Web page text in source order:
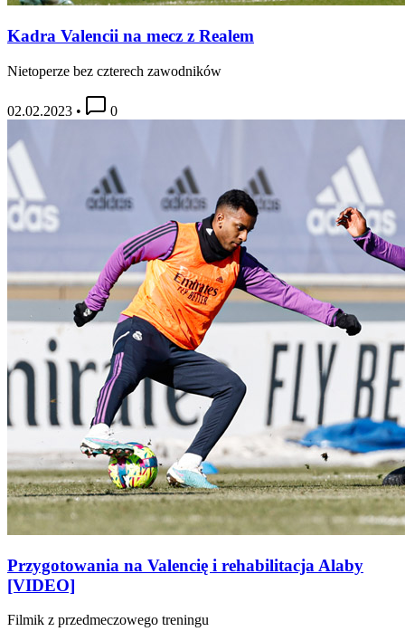
Kadra Valencii na mecz z Realem
Nietoperze bez czterech zawodników
02.02.2023 • 0
Przygotowania na Valencię i rehabilitacja Alaby
[VIDEO]
Filmik z przedmeczowego treningu